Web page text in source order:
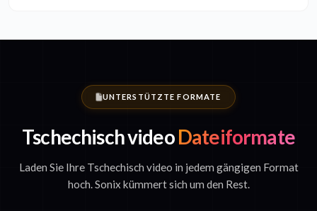
UNTERSTÜTZTE FORMATE
Tschechisch videoDateiformate
Laden Sie Ihre Tschechisch video in jedem gängigen Format
hoch. Sonix kümmert sich um den Rest.